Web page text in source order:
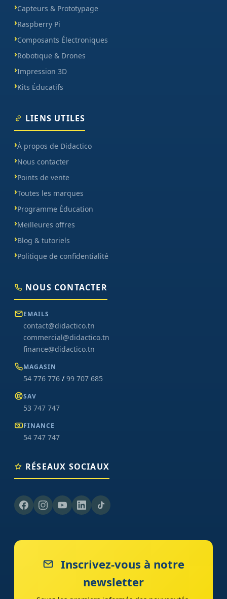
Capteurs & Prototypage
Raspberry Pi
Composants Électroniques
Robotique & Drones
Impression 3D
Kits Éducatifs
LIENS UTILES
À propos de Didactico
Nous contacter
Points de vente
Toutes les marques
Programme Éducation
Meilleures offres
Blog & tutoriels
Politique de confidentialité
NOUS CONTACTER
EMAILS
contact@didactico.tn
commercial@didactico.tn
finance@didactico.tn
MAGASIN
54 776 776 / 99 707 685
SAV
53 747 747
FINANCE
54 747 747
RÉSEAUX SOCIAUX
Inscrivez-vous à notre
newsletter